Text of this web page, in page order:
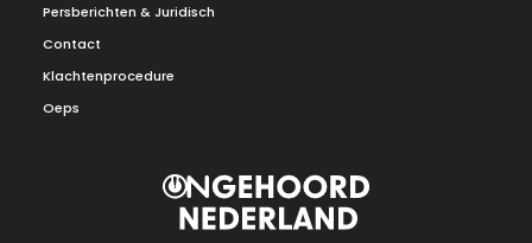
Persberichten & Juridisch
Contact
Klachtenprocedure
Oeps